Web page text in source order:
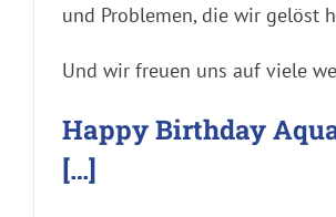
und Problemen, die wir gelöst
Und wir freuen uns auf viele
Happy Birthday
[…]